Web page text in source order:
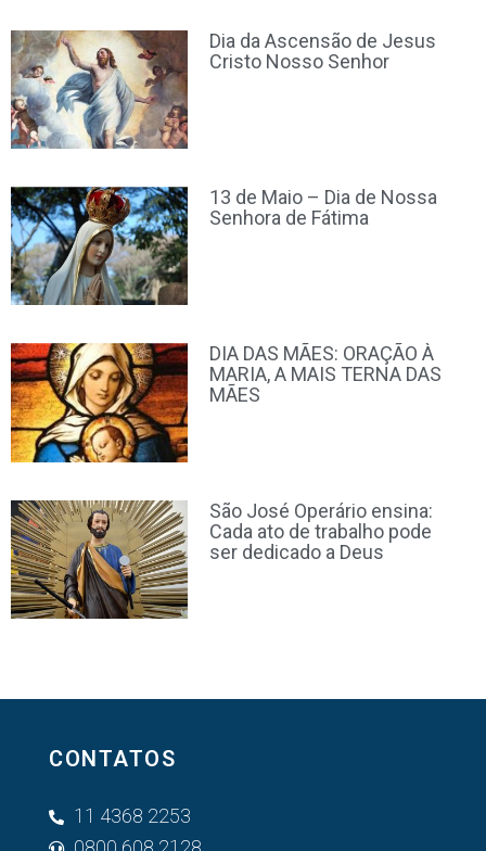
Dia da Ascensão de Jesus
Cristo Nosso Senhor
13 de Maio – Dia de Nossa
Senhora de Fátima
DIA DAS MÃES: ORAÇÃO À
MARIA, A MAIS TERNA DAS
MÃES
São José Operário ensina:
Cada ato de trabalho pode
ser dedicado a Deus
CONTATOS
11 4368 2253